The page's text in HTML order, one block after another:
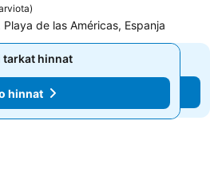
)
de las Américas, Espanja
tarkat hinnat
hinnat
tarkat hinnat
hinnat